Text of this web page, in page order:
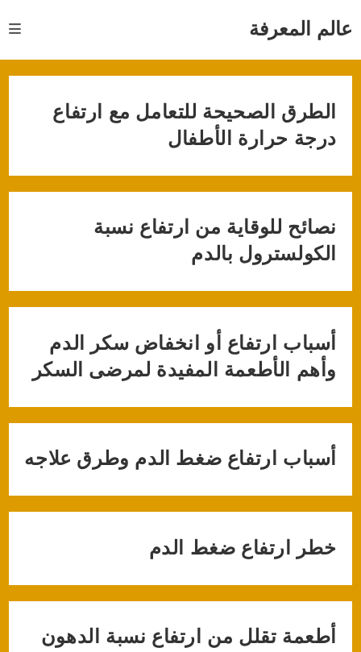
عالم المعرفة
الطرق الصحيحة للتعامل مع ارتفاع
درجة حرارة الأطفال
نصائح للوقاية من ارتفاع نسبة
الكولسترول بالدم
أسباب ارتفاع أو انخفاض سكر الدم
وأهم الأطعمة المفيدة لمرضى السكر
أسباب ارتفاع ضغط الدم وطرق علاجه
خطر ارتفاع ضغط الدم
أطعمة تقلل من ارتفاع نسبة الدهون